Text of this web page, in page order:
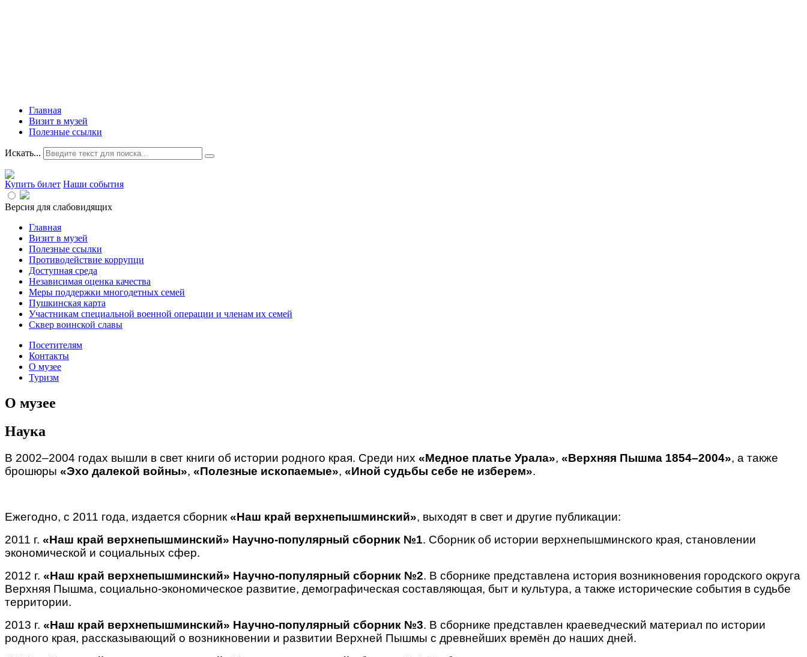
Главная
Визит в музей
Полезные ссылки
Искать...
Купить билет Наши события
Версия для слабовидящих
Главная
Визит в музей
Полезные ссылки
Противодействие коррупци
Доступная среда
Независимая оценка качества
Меры поддержки многодетных семей
Пушкинская карта
Участникам специальной военной операции и членам их семей
Сквер воинской славы
Посетителям
Контакты
О музее
Туризм
О музее
Наука
В 2002–2004 годах вышли в свет книги об истории родного края. Среди них «Медное платье Урала», «Верхняя Пышма 1854–2004», а также
брошюры «Эхо далекой войны», «Полезные ископаемые», «Иной судьбы себе не изберем».
Ежегодно, с 2011 года, издается сборник «Наш край верхнепышминский», выходят в свет и другие публикации:
2011 г. «Наш край верхнепышминский» Научно-популярный сборник №1. Сборник об истории верхнепышминского края, становлении
экономической и социальных сфер.
2012 г. «Наш край верхнепышминский» Научно-популярный сборник №2. В сборнике представлена история возникновения городского округа
Верхняя Пышма, социально-экономическое развитие, демографическая составляющая, быт и культура, а также исторические события в судьбе
территории.
2013 г. «Наш край верхнепышминский» Научно-популярный сборник №3. В сборнике представлен краеведческий материал по истории
родного края, рассказывающий о возникновении и развитии Верхней Пышмы с древнейших времён до наших дней.